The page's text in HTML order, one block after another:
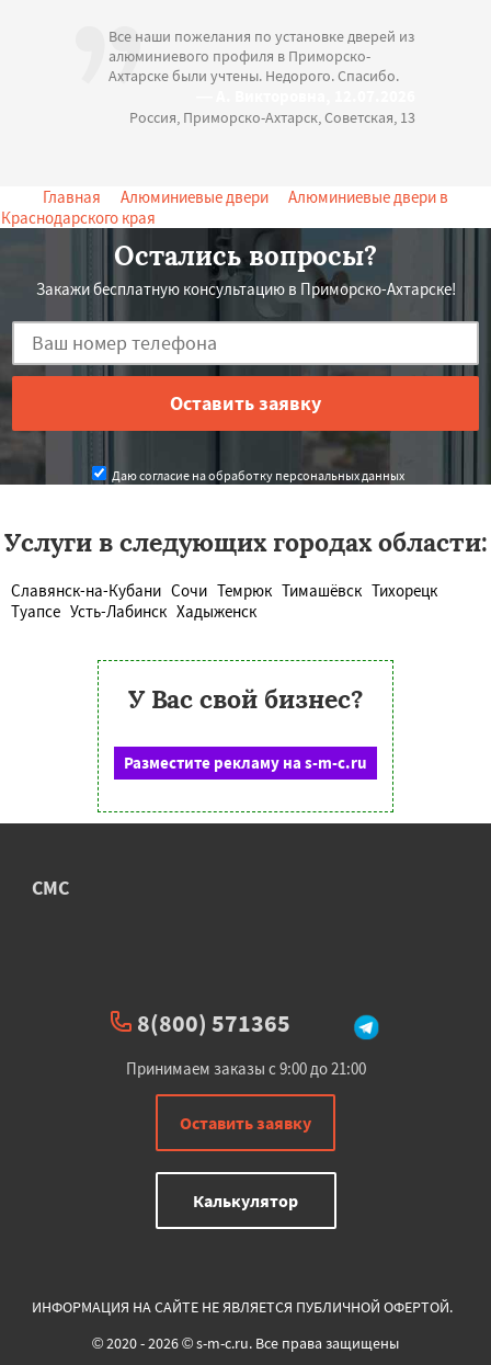
Все наши пожелания по установке дверей из
алюминиевого профиля в Приморско-
Ахтарске были учтены. Недорого. Спасибо.
Россия, Приморско-Ахтарск, Советская, 13
Главная Алюминиевые двери
Алюминиевые двери в
Краснодарского края
Остались вопросы?
Закажи бесплатную консультацию в Приморско-Ахтарске!
Даю согласие на обработку персональных данных
Услуги в следующих городах области:
Славянск-на-Кубани Сочи Темрюк Тимашёвск Тихорецк
Туапсе Усть-Лабинск Хадыженск
У Вас свой бизнес?
Разместите рекламу на s-m-c.ru
СМС
8(800) 571365
Принимаем заказы с 9:00 до 21:00
Оставить заявку
Калькулятор
ИНФОРМАЦИЯ НА САЙТЕ НЕ ЯВЛЯЕТСЯ ПУБЛИЧНОЙ ОФЕРТОЙ.
© 2020 - 2026 © s-m-c.ru. Все права защищены